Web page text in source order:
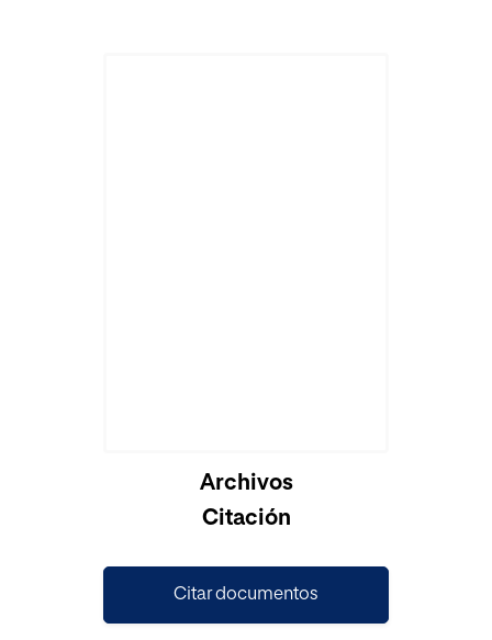
Cargando...Archivos
Citación
Citar documentos